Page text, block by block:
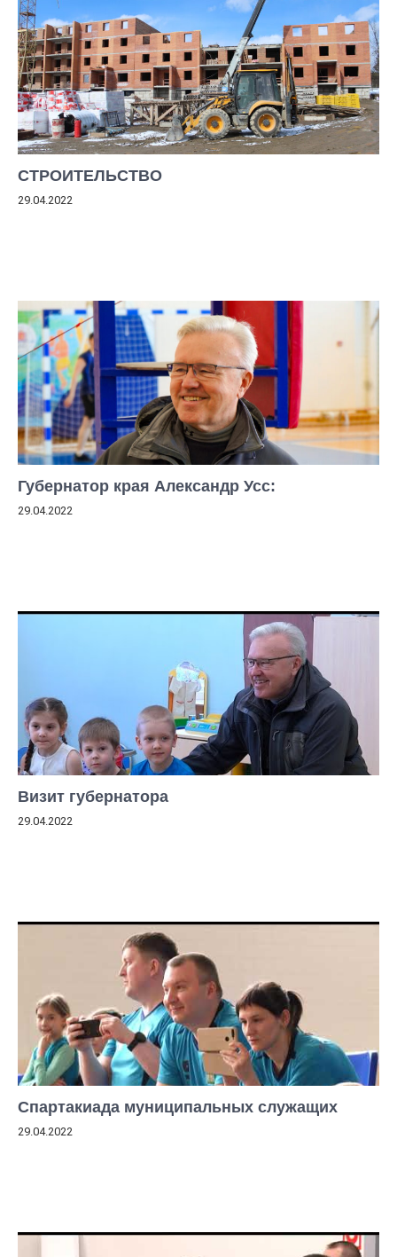
СТРОИТЕЛЬСТВО
29.04.2022
Губернатор края Александр Усс:
29.04.2022
Визит губернатора
29.04.2022
Спартакиада муниципальных служащих
29.04.2022